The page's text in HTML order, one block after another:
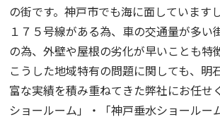
の街です。神戸市でも海に面しています
１７５号線がある為、車の交通量が多い
の為、外壁や屋根の劣化が早いことも特
こうした地域特有の問題に関しても、明
富な実績を積み重ねてきた弊社にお任せ
ショールーム」・「神戸垂水ショールー